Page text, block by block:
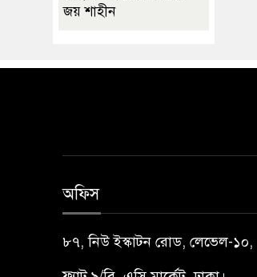
জয় শাহীন
অফিস
৮৭, নিউ ইস্কাটন রোড, লেভেল-১০,